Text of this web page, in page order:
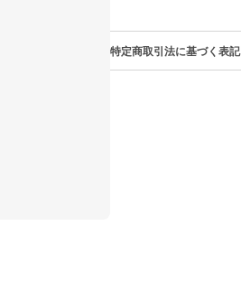
特定商取引法に基づく表記